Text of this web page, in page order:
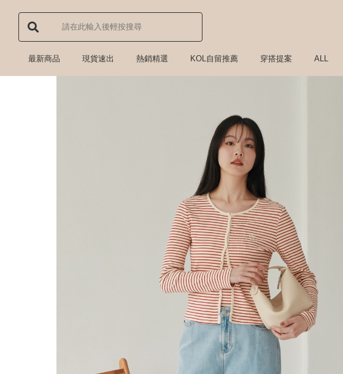
最新商品 現貨速出 熱銷精選 KOL自留推薦 穿搭提案 ALL